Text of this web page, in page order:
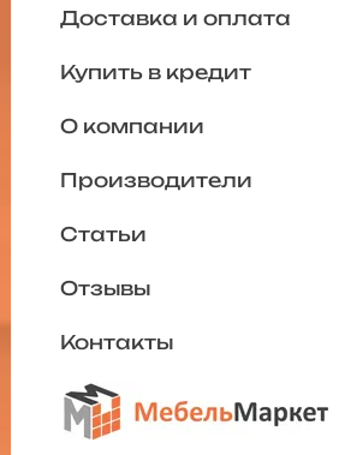
Доставка и оплата
Купить в кредит
О компании
Производители
Статьи
Отзывы
Контакты